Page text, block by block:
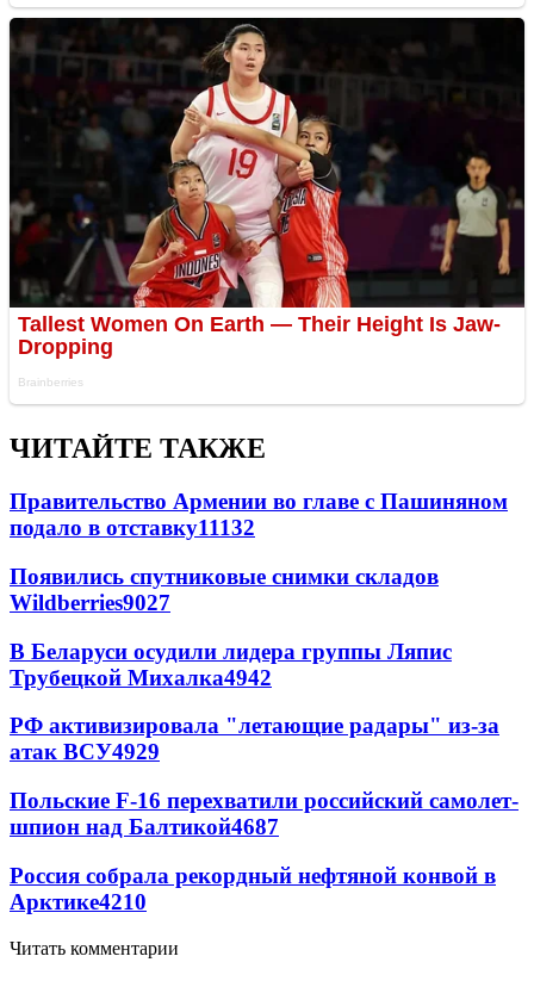
ЧИТАЙТЕ ТАКЖЕ
Правительство Армении во главе с Пашиняном
подало в отставку11132
Появились спутниковые снимки складов
Wildberries9027
В Беларуси осудили лидера группы Ляпис
Трубецкой Михалка4942
РФ активизировала "летающие радары" из-за
атак ВСУ4929
Польские F-16 перехватили российский самолет-
шпион над Балтикой4687
Россия собрала рекордный нефтяной конвой в
Арктике4210
Читать комментарии